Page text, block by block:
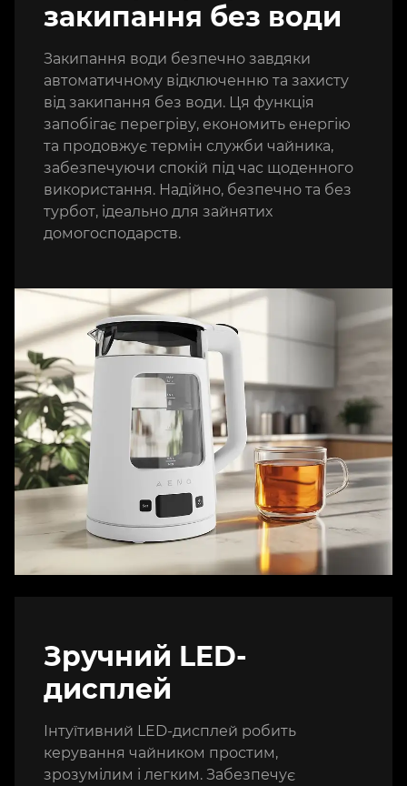
закипання без води
Закипання води безпечно завдяки
автоматичному відключенню та захисту
від закипання без води. Ця функція
запобігає перегріву, економить енергію
та продовжує термін служби чайника,
забезпечуючи спокій під час щоденного
використання. Надійно, безпечно та без
турбот, ідеально для зайнятих
домогосподарств.
Зручний LED-
дисплей
Інтуїтивний LED-дисплей робить
керування чайником простим,
зрозумілим і легким. Забезпечує